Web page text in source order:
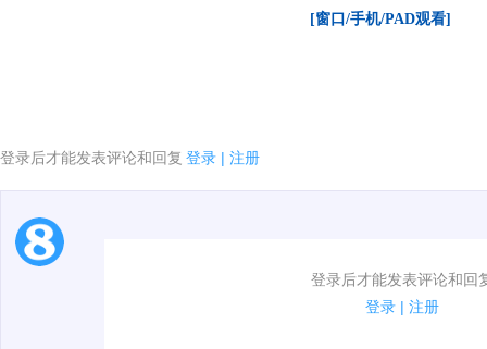
[窗口/手机/PAD观看]
登录后才能发表评论和回复 登录 | 注册
登录后才能发表评论和回
登录 | 注册
1.电脑端新用户可以发表评论了！